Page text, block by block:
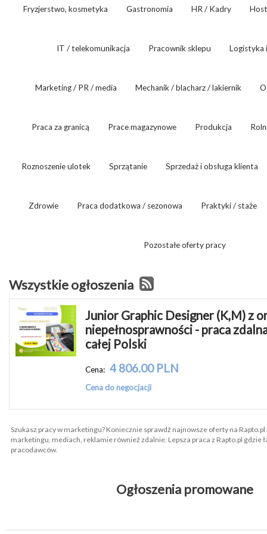
Fryzjerstwo, kosmetyka Gastronomia HR / Kadry
IT / telekomunikacja Pracownik sklepu Logistyka
Marketing / PR / media Mechanik / blacharz / lakiernik
Praca za granicą Prace magazynowe Produkcja
Roznoszenie ulotek Sprzątanie Sprzedaż i obsługa klienta
Zdrowie Praca dodatkowa / sezonowa Praktyki / staże
Pozostałe oferty pracy
Wszystkie ogłoszenia
Junior Graphic Designer (K,M) z
niepełnosprawności - praca
całej Polski
Cena: 4 806.00 PLN
Cena do negocjacji
Szukasz pracy w marketingu? Koniecznie sprawdź najnowsze oferty na Rapto.pl
marketingu, mediach, reklamie również zdalnie. Lepsza praca z Rapto.pl gdzie
pracodawców.
Ogłoszenia promowane